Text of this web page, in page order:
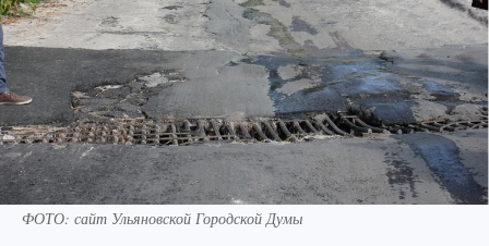
ФОТО: сайт Ульяновской Городской Думы